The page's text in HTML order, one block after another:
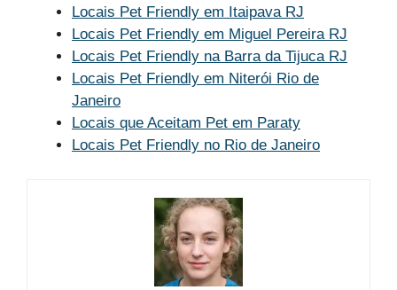
Locais Pet Friendly em Itaipava RJ
Locais Pet Friendly em Miguel Pereira RJ
Locais Pet Friendly na Barra da Tijuca RJ
Locais Pet Friendly em Niterói Rio de
Janeiro
Locais que Aceitam Pet em Paraty
Locais Pet Friendly no Rio de Janeiro